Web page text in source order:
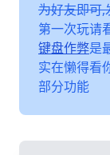
为好友即可,
第一次玩请
键盘作弊是
实在懒得看
部分功能